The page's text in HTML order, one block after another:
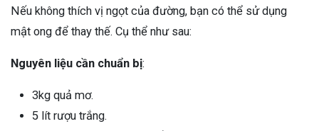
Nếu không thích vị ngọt của đường, bạn có thể sử dụng
mật ong để thay thế. Cụ thể như sau:
Nguyên liệu cần chuẩn bị:
3kg quả mơ.
5 lít rượu trắng.